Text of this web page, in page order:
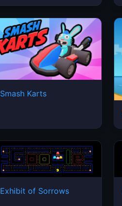
Smash Karts
Exhibit of Sorrows